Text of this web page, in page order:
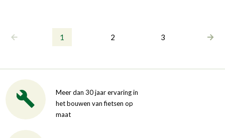
1 2 3
Meer dan 30 jaar ervaring in
het bouwen van fietsen op
maat